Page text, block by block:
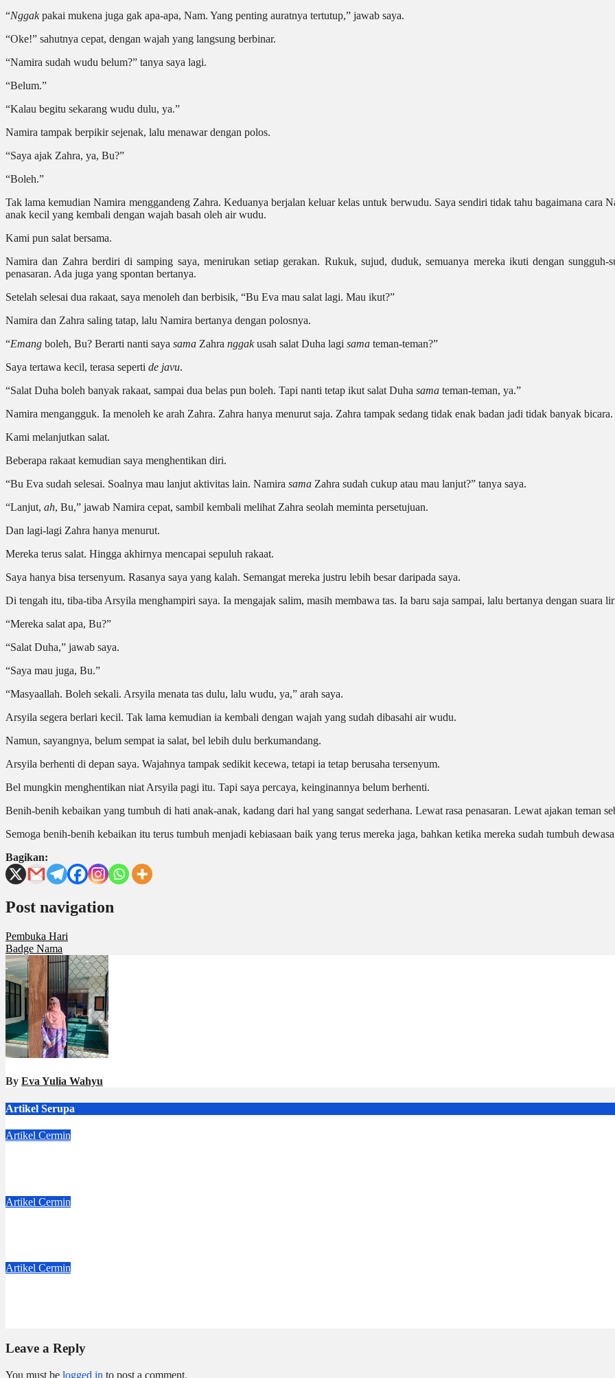
“Nggakpakai mukena juga gak apa-apa, Nam. Yang penting auratnya tertutup,” jawab saya.
“Oke!” sahutnya cepat, dengan wajah yang langsung berbinar.
“Namira sudah wudu belum?” tanya saya lagi.
“Belum.”
“Kalau begitu sekarang wudu dulu, ya.”
Namira tampak berpikir sejenak, lalu menawar dengan polos.
“Saya ajak Zahra, ya, Bu?”
“Boleh.”
Tak lama kemudian Namira menggandeng Zahra. Keduanya berjalan keluar kelas untuk berwudu. Saya sendiri tidak tahu bagaimana cara
anak kecil yang kembali dengan wajah basah oleh air wudu.
Kami pun salat bersama.
Namira dan Zahra berdiri di samping saya, menirukan setiap gerakan. Rukuk, sujud, duduk, semuanya mereka ikuti dengan sungguh-
penasaran. Ada juga yang spontan bertanya.
Setelah selesai dua rakaat, saya menoleh dan berbisik, “Bu Eva mau salat lagi. Mau ikut?”
Namira dan Zahra saling tatap, lalu Namira bertanya dengan polosnya.
“Emang boleh, Bu? Berarti nanti saya sama Zahra nggakusah salat Duha lagi sama teman-teman?”
Saya tertawa kecil, terasa seperti de javu.
“Salat Duha boleh banyak rakaat, sampai dua belas pun boleh. Tapi nanti tetap ikut salat Duha sama teman-teman, ya.”
Namira mengangguk. Ia menoleh ke arah Zahra. Zahra hanya menurut saja. Zahra tampak sedang tidak enak badan jadi tidak banyak bicara.
Kami melanjutkan salat.
Beberapa rakaat kemudian saya menghentikan diri.
“Bu Eva sudah selesai. Soalnya mau lanjut aktivitas lain. Namira sama Zahra sudah cukup atau mau lanjut?” tanya saya.
“Lanjut, ah, Bu,” jawab Namira cepat, sambil kembali melihat Zahra seolah meminta persetujuan.
Dan lagi-lagi Zahra hanya menurut.
Mereka terus salat. Hingga akhirnya mencapai sepuluh rakaat.
Saya hanya bisa tersenyum. Rasanya saya yang kalah. Semangat mereka justru lebih besar daripada saya.
Di tengah itu, tiba-tiba Arsyila menghampiri saya. Ia mengajak salim, masih membawa tas. Ia baru saja sampai, lalu bertanya dengan suara
“Mereka salat apa, Bu?”
“Salat Duha,” jawab saya.
“Saya mau juga, Bu.”
“Masyaallah. Boleh sekali. Arsyila menata tas dulu, lalu wudu, ya,” arah saya.
Arsyila segera berlari kecil. Tak lama kemudian ia kembali dengan wajah yang sudah dibasahi air wudu.
Namun, sayangnya, belum sempat ia salat, bel lebih dulu berkumandang.
Arsyila berhenti di depan saya. Wajahnya tampak sedikit kecewa, tetapi ia tetap berusaha tersenyum.
Bel mungkin menghentikan niat Arsyila pagi itu. Tapi saya percaya, keinginannya belum berhenti.
Benih-benih kebaikan yang tumbuh di hati anak-anak, kadang dari hal yang sangat sederhana. Lewat rasa penasaran. Lewat ajakan teman
Semoga benih-benih kebaikan itu terus tumbuh menjadi kebiasaan baik yang terus mereka jaga, bahkan ketika mereka sudah tumbuh
Bagikan:
Post navigation
Pembuka Hari
Badge Nama
By Eva Yulia Wahyu
Artikel Serupa
Artikel Cermin
Artikel Cermin
Artikel Cermin
Leave a Reply
You must be logged in to post a comment.